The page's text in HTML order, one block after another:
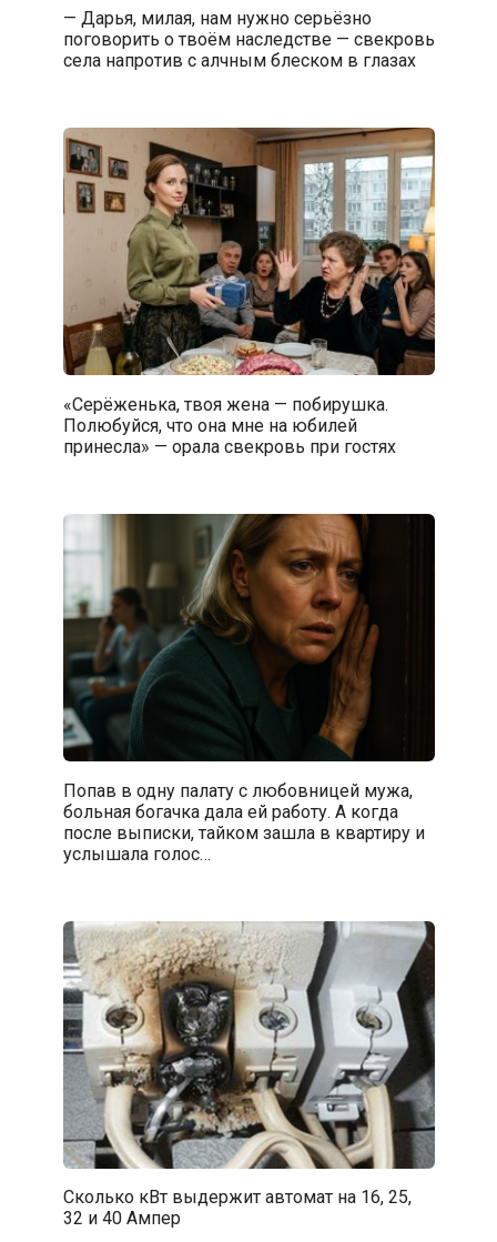
— Дарья, милая, нам нужно серьёзно
поговорить о твоём наследстве — свекровь
села напротив с алчным блеском в глазах
«Серёженька, твоя жена — побирушка.
Полюбуйся, что она мне на юбилей
принесла» — орала свекровь при гостях
Попав в одну палату с любовницей мужа,
больная богачка дала ей работу. А когда
после выписки, тайком зашла в квартиру и
услышала голос…
Сколько кВт выдержит автомат на 16, 25,
32 и 40 Ампер